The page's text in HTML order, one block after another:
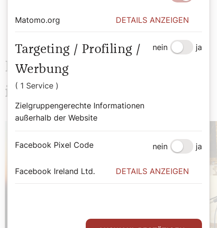
Das könnte Sie auch
interessieren
Matomo.org DETAILS ANZEIGEN
Targeting / Profiling /
Werbung
( 1 Service )
Zielgruppengerechte Informationen
außerhalb der Website
nein ja
Facebook Pixel Code nein ja
Facebook Ireland Ltd. DETAILS ANZEIGEN